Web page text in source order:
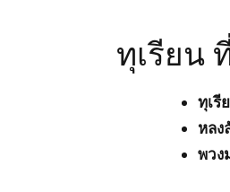
ทุเรียน
ทุเรี
หลง
พว